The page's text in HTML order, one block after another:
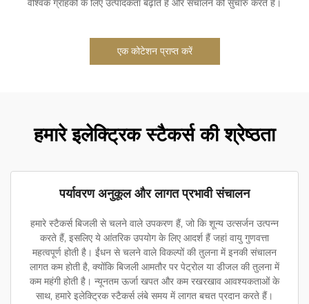
वैश्विक ग्राहकों के लिए उत्पादकता बढ़ाते हैं और संचालन को सुचारु करते हैं।
एक कोटेशन प्राप्त करें
हमारे इलेक्ट्रिक स्टैकर्स की श्रेष्ठता
पर्यावरण अनुकूल और लागत प्रभावी संचालन
हमारे स्टैकर्स बिजली से चलने वाले उपकरण हैं, जो कि शून्य उत्सर्जन उत्पन्न
करते हैं, इसलिए ये आंतरिक उपयोग के लिए आदर्श हैं जहां वायु गुणवत्ता
महत्वपूर्ण होती है। ईंधन से चलने वाले विकल्पों की तुलना में इनकी संचालन
लागत कम होती है, क्योंकि बिजली आमतौर पर पेट्रोल या डीजल की तुलना में
कम महंगी होती है। न्यूनतम ऊर्जा खपत और कम रखरखाव आवश्यकताओं के
साथ, हमारे इलेक्ट्रिक स्टैकर्स लंबे समय में लागत बचत प्रदान करते हैं।